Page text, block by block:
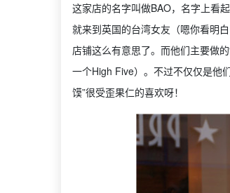
这家店的名字叫做BAO，名字上看
就来到英国的台湾女友（嗯你看明
店铺这么有意思了。而他们主要做
一个High Five）。不过不仅仅是他
馍”很受歪果仁的喜欢呀！